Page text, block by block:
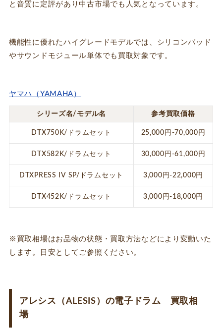
と音質に定評があり中古市場でも人気となっています。
機能性に優れたハイグレードモデルでは、シリコンパッド
やサウンドモジュール単体でも買取対象です。
ヤマハ（YAMAHA）
シリーズ名/モデル名 参考買取価格
DTX750K/ドラムセット 25,000円-70,000円
DTX582K/ドラムセット 30,000円-61,000円
DTXPRESS IV SP/ドラムセット 3,000円-22,000円
DTX452K/ドラムセット 3,000円-18,000円
※買取相場はお品物の状態・買取方法などにより変動いた
します。目安としてご参照ください。
アレシス（ALESIS）の電子ドラム 買取相
場